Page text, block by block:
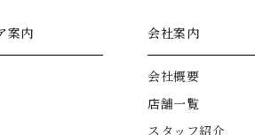
案内 会社案内
会社概要
店舗一覧
スタッフ紹介